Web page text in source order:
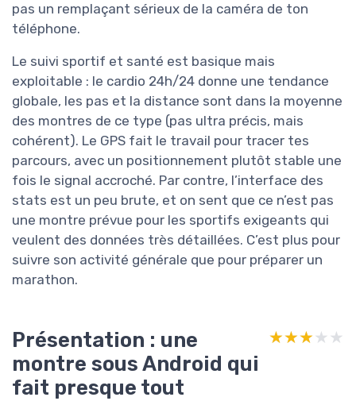
pas un remplaçant sérieux de la caméra de ton
téléphone.
Le suivi sportif et santé est basique mais
exploitable : le cardio 24h/24 donne une tendance
globale, les pas et la distance sont dans la moyenne
des montres de ce type (pas ultra précis, mais
cohérent). Le GPS fait le travail pour tracer tes
parcours, avec un positionnement plutôt stable une
fois le signal accroché. Par contre, l’interface des
stats est un peu brute, et on sent que ce n’est pas
une montre prévue pour les sportifs exigeants qui
veulent des données très détaillées. C’est plus pour
suivre son activité générale que pour préparer un
marathon.
Présentation : une
montre sous Android qui
fait presque tout
★★★★★
★★★★★